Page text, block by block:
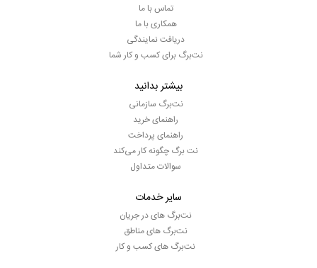
تماس با ما
همکاری با ما
دریافت نمایندگی
نت‌برگ برای کسب و کار شما
بیشتر بدانید
نت‌برگ سازمانی
راهنمای خرید
راهنمای پرداخت
نت برگ چگونه کار می‌کند
سوالات متداول
سایر خدمات
نت‌برگ های در جریان
نت‌برگ های مناطق
نت‌برگ های کسب و کار